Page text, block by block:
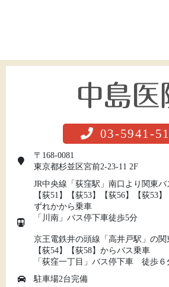
03-5941-
〒168-0081
東京都杉並区宮前2-23-11 2F
JR中央線「荻窪駅」南口より関東
【荻51】【荻53】【荻56】【荻53
ずれかから乗車
「川南」バス停下車徒歩5分
京王電鉄井の頭線「高井戸駅」の
【荻54】【荻58】からバス乗車
「荻窪一丁目」バス停下車 徒歩６
駐車場2台完備